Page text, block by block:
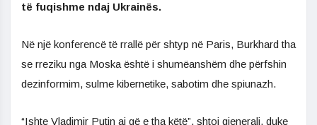
të fuqishme ndaj Ukrainës.
Në një konferencë të rrallë për shtyp në Paris, Burkhard tha
se rreziku nga Moska është i shumëanshëm dhe përfshin
dezinformim, sulme kibernetike, sabotim dhe spiunazh.
“Ishte Vladimir Putin ai që e tha këtë”, shtoi gjenerali, duke